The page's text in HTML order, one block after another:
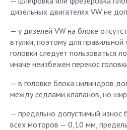
дизельных двигателях VW не
— у дизелей VW на блоке
втулки, поэтому для правильной
головки следует пользоваться
иначе неизбежен перекос
— в головке блока цилиндров
между седлами клапанов, но
— предельно допустимый износ
всех моторов — 0,10 мм,